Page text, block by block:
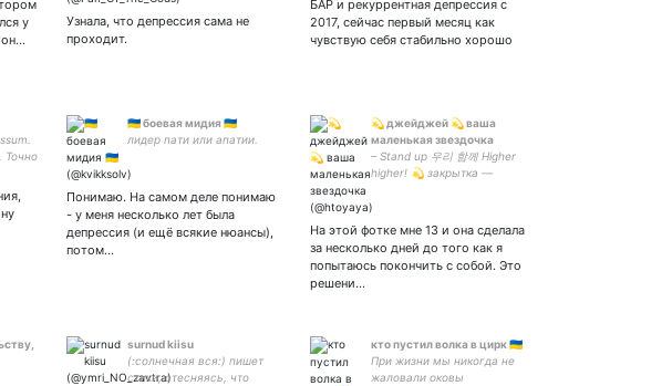
у
он…
Узнала, что депрессия сама не
проходит.
БАР и рекуррентная депрессия с
2017, сейчас первый месяц как
чувствую себя стабильно хорошо
Точно
и пр.
🇺🇦 боевая мидия 🇺🇦
лидер пати или апатии.
Понимаю. На самом деле понимаю
- у меня несколько лет была
депрессия (и ещё всякие нюансы),
потом…
💫 джейджей 💫 ваша
маленькая звездочка
– Stand up 우리 함께 Higher
higher! 💫 закрытка —
На этой фотке мне 13 и она сделала
за несколько дней до того как я
попытаюсь покончить с собой. Это
решени…
surnud kiisu
(:солнечная вся:) пишет
стихи, стесняясь, что
кто пустил волка в цирк 🇺🇦
При жизни мы никогда не
жаловали оковы